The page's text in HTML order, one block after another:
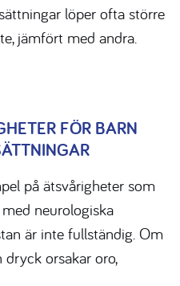
löper ofta större
jämfört med andra.
FÖR BARN
på ätsvårigheter som
neurologiska
är inte fullständig. Om
orsakar oro,